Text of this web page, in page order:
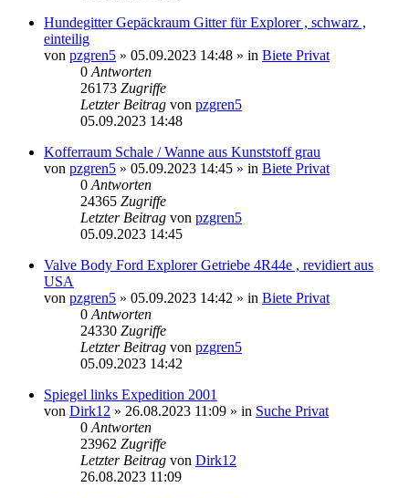
Hundegitter Gepäckraum Gitter für Explorer , schwarz ,
einteilig
von pzgren5 » 05.09.2023 14:48 » in Biete Privat
0 Antworten
26173 Zugriffe
Letzter Beitrag von pzgren5
05.09.2023 14:48
Kofferraum Schale / Wanne aus Kunststoff grau
von pzgren5 » 05.09.2023 14:45 » in Biete Privat
0 Antworten
24365 Zugriffe
Letzter Beitrag von pzgren5
05.09.2023 14:45
Valve Body Ford Explorer Getriebe 4R44e , revidiert aus
USA
von pzgren5 » 05.09.2023 14:42 » in Biete Privat
0 Antworten
24330 Zugriffe
Letzter Beitrag von pzgren5
05.09.2023 14:42
Spiegel links Expedition 2001
von Dirk12 » 26.08.2023 11:09 » in Suche Privat
0 Antworten
23962 Zugriffe
Letzter Beitrag von Dirk12
26.08.2023 11:09